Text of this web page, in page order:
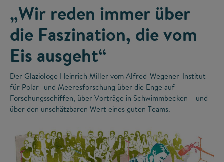
„Wir reden immer über
die Faszination, die vom
Eis ausgeht“
Der Glaziologe Heinrich Miller vom Alfred-Wegener-Institut
für Polar- und Meeresforschung über die Enge auf
Forschungsschiffen, über Vorträge in Schwimmbecken – und
über den unschätzbaren Wert eines guten Teams.